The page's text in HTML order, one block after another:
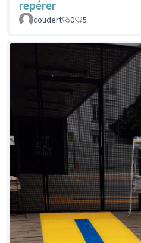
repérer
coudert 0 5